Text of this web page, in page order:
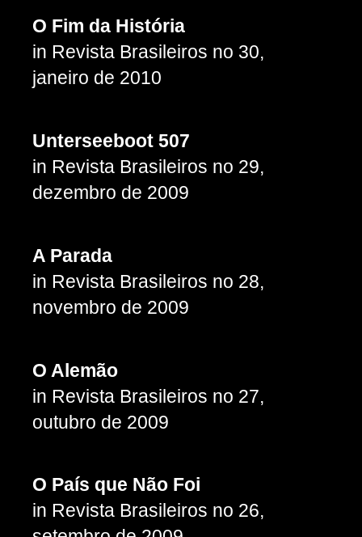
O Fim da História
in Revista Brasileiros no 30,
janeiro de 2010
Unterseeboot 507
in Revista Brasileiros no 29,
dezembro de 2009
A Parada
in Revista Brasileiros no 28,
novembro de 2009
O Alemão
in Revista Brasileiros no 27,
outubro de 2009
O País que Não Foi
in Revista Brasileiros no 26,